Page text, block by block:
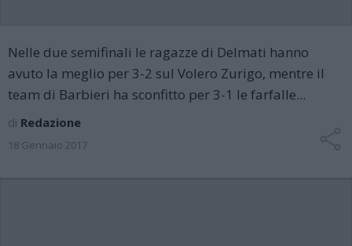
Nelle due semifinali le ragazze di Delmati hanno
avuto la meglio per 3-2 sul Volero Zurigo, mentre il
team di Barbieri ha sconfitto per 3-1 le farfalle...
di Redazione
18 Gennaio 2017